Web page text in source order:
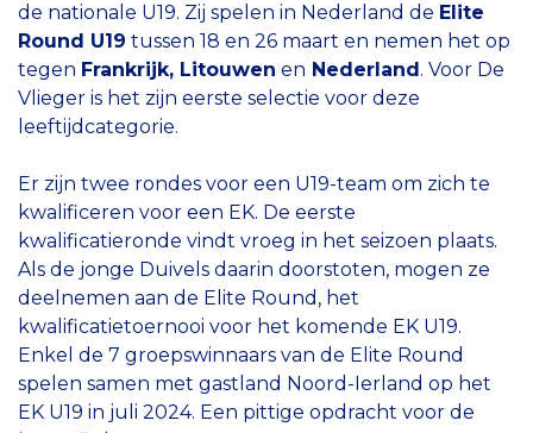
de nationale U19. Zij spelen in Nederland de Elite
Round U19 tussen 18 en 26 maart en nemen het op
tegen Frankrijk, Litouwen en Nederland . Voor De
Vlieger is het zijn eerste selectie voor deze
leeftijdcategorie.
Er zijn twee rondes voor een U19-team om zich te
kwalificeren voor een EK. De eerste
kwalificatieronde vindt vroeg in het seizoen plaats.
Als de jonge Duivels daarin doorstoten, mogen ze
deelnemen aan de Elite Round, het
kwalificatietoernooi voor het komende EK U19.
Enkel de 7 groepswinnaars van de Elite Round
spelen samen met gastland Noord-Ierland op het
EK U19 in juli 2024. Een pittige opdracht voor de